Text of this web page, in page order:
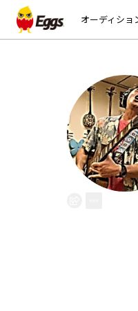
オーディショ